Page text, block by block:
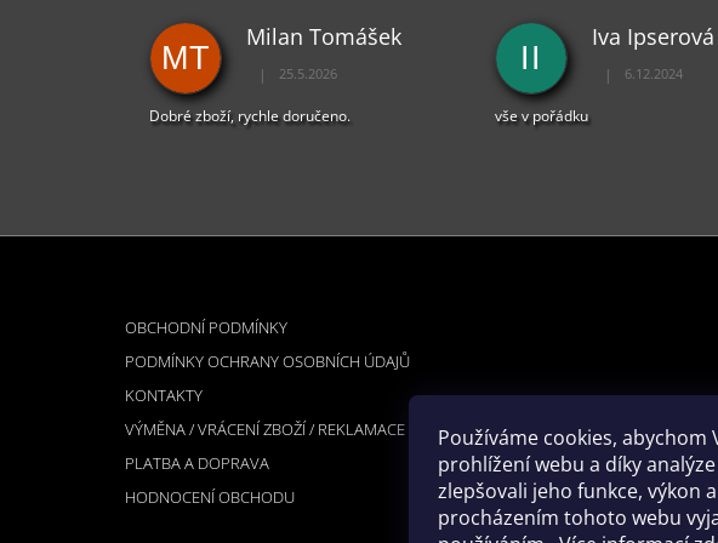
Používáme cookies,
prohlížení webu a díky
zlepšovali jeho funkce, výkon
procházením tohoto webu
MT
Milan Tomášek
Hodnocení obchodu je 5 z 5 hvězdiček.
| 25.5.2026
Dobré zboží, rychle doručeno.
II
Iva Ipserová
Hodnocení
| 6.12.2024
vše v pořádku
OBCHODNÍ PODMÍNKY
PODMÍNKY OCHRANY OSOBNÍCH ÚDAJŮ
KONTAKTY
VÝMĚNA / VRÁCENÍ ZBOŽÍ / REKLAMACE
PLATBA A DOPRAVA
HODNOCENÍ OBCHODU